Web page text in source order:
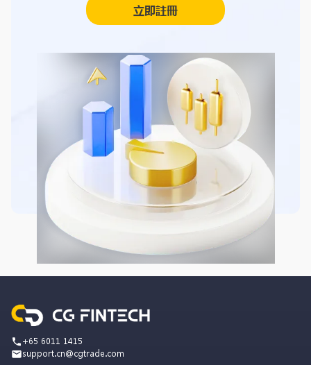
立即註冊
+65 6011 1415
support.cn@cgtrade.com